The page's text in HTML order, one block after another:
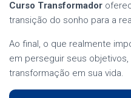
Curso Transformador
transição do sonho para a
Ao final, o que realmente
em perseguir seus
transformação em sua vida.